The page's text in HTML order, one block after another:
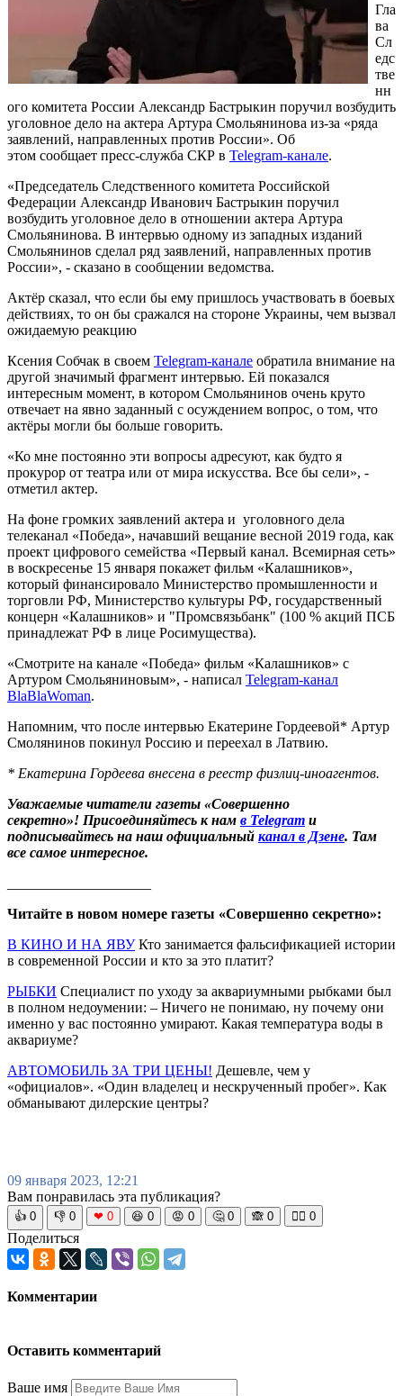
Гла
ва
Сл
едс
тве
нн
ого комитета России Александр Бастрыкин поручил возбудить
уголовное дело на актера Артура Смольянинова из-за «ряда
заявлений, направленных против России». Об
этом сообщает пресс-служба СКР в Telegram-канале.
«Председатель Следственного комитета Российской
Федерации Александр Иванович Бастрыкин поручил
возбудить уголовное дело в отношении актера Артура
Смольянинова. В интервью одному из западных изданий
Смольянинов сделал ряд заявлений, направленных против
России», - сказано в сообщении ведомства.
Актёр сказал, что если бы ему пришлось участвовать в боевых
действиях, то он бы сражался на стороне Украины, чем вызвал
ожидаемую реакцию
Ксения Собчак в своем Telegram-канале обратила внимание на
другой значимый фрагмент интервью. Ей показался
интересным момент, в котором Смольянинов очень круто
отвечает на явно заданный с осуждением вопрос, о том, что
актёры могли бы больше говорить.
«Ко мне постоянно эти вопросы адресуют, как будто я
прокурор от театра или от мира искусства. Все бы сели», -
отметил актер.
На фоне громких заявлений актера и уголовного дела
телеканал «Победа», начавший вещание весной 2019 года, как
проект цифрового семейства «Первый канал. Всемирная сеть»
в воскресенье 15 января покажет фильм «Калашников»,
который финансировало Министерство промышленности и
торговли РФ, Министерство культуры РФ, государственный
концерн «Калашников» и "Промсвязьбанк" (100 % акций ПСБ
принадлежат РФ в лице Росимущества).
«Смотрите на канале «Победа» фильм «Калашников» с
Артуром Смольяниновым», - написал Telegram-канал
BlaBlaWoman.
Напомним, что после интервью Екатерине Гордеевой* Артур
Смолянинов покинул Россию и переехал в Латвию.
* Екатерина Гордеева внесена в реестр физлиц-иноагентов.
Уважаемые читатели газеты «Совершенно
секретно»! Присоединяйтесь к нам в Telegram и
подписывайтесь на наш официальный канал в Дзене. Там
все самое интересное.
Читайте в новом номере газеты «Совершенно секретно»:
В КИНО И НА ЯВУКто занимается фальсификацией истории
в современной России и кто за это платит?
РЫБКИ Специалист по уходу за аквариумными рыбками был
в полном недоумении: – Ничего не понимаю, ну почему они
именно у вас постоянно умирают. Какая температура воды в
аквариуме?
АВТОМОБИЛЬ ЗА ТРИ ЦЕНЫ! Дешевле, чем у
«официалов». «Один владелец и нескрученный пробег». Как
обманывают дилерские центры?
09 января 2023, 12:21
Вам понравилась эта публикация?
👍 0 👎 0 ❤ 0 😆 0 😡 0 🤔 0 🙈 0 🧘‍♀️ 0
Поделиться
Комментарии
Оставить комментарий
Ваше имя